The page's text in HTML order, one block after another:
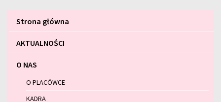
Menu
Strona główna
AKTUALNOŚCI
O NAS
O PLACÓWCE
KADRA